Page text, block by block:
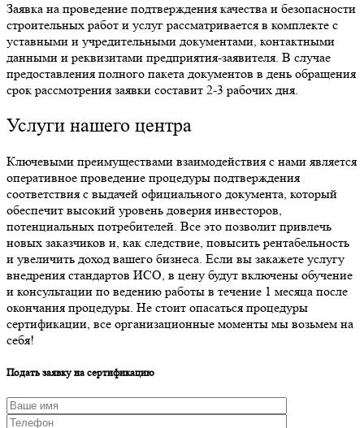
Заявка на проведение подтверждения качества и безопасности
строительных работ и услуг рассматривается в комплекте с
уставными и учредительными документами, контактными
данными и реквизитами предприятия-заявителя. В случае
предоставления полного пакета документов в день обращения
срок рассмотрения заявки составит 2-3 рабочих дня.
Услуги нашего центра
Ключевыми преимуществами взаимодействия с нами является
оперативное проведение процедуры подтверждения
соответствия с выдачей официального документа, который
обеспечит высокий уровень доверия инвесторов,
потенциальных потребителей. Все это позволит привлечь
новых заказчиков и, как следствие, повысить рентабельность
и увеличить доход вашего бизнеса. Если вы закажете услугу
внедрения стандартов ИСО, в цену будут включены обучение
и консультации по ведению работы в течение 1 месяца после
окончания процедуры. Не стоит опасаться процедуры
сертификации, все организационные моменты мы возьмем на
себя!
Подать заявку на сертификацию